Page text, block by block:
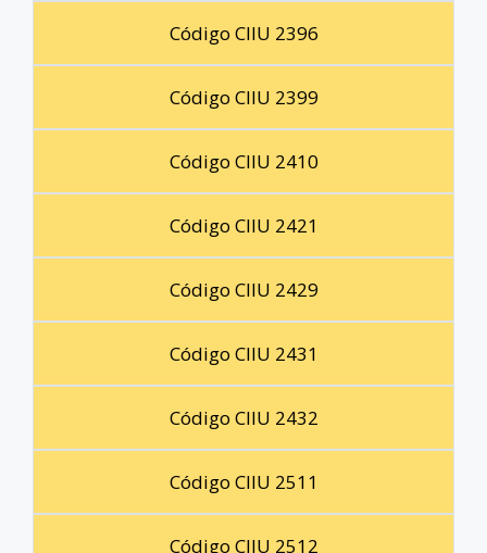
Código CIIU 2396
Código CIIU 2399
Código CIIU 2410
Código CIIU 2421
Código CIIU 2429
Código CIIU 2431
Código CIIU 2432
Código CIIU 2511
Código CIIU 2512